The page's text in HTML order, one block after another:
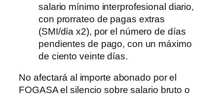
salario mínimo interprofesional diario,
con prorrateo de pagas extras
(SMI/día x2), por el número de días
pendientes de pago, con un máximo
de ciento veinte días.
No afectará al importe abonado por el
FOGASA el silencio sobre salario bruto o